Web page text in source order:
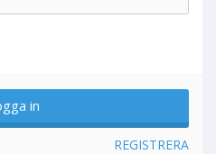
REGISTRERA